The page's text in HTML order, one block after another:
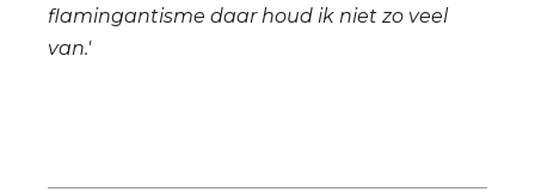
flamingantisme daar houd ik niet zo veel
van.'